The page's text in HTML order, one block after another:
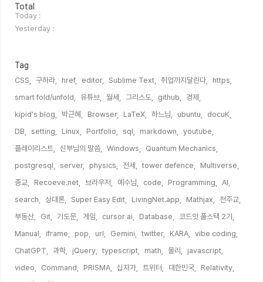
방
문
자
수
Total
Today :
Yesterday :
Tag
CSS, 구하라, href, editor, Sublime Text, 취업까지달린다,
https,
smart fold/unfold,
유튜브, 월세, 그리스도, github,
경제,
kipid's blog,
박근혜, Browser, LaTeX, 하느님, ubuntu,
docuK,
DB,
setting, Linux, Portfolio, sql, markdown,
youtube,
플레이리스트,
신부님의 말씀, Windows,
Quantum Mechanics,
postgresql,
server, physics, 전세, tower defence,
Multiverse,
종교,
Recoeve.net, 브라우저, 예수님, code, Programming,
AI,
search,
상대론, Super Easy Edit, LivingNet.app, Mathjax,
천주교,
부동산,
Git, 기도문, 게임, cursor ai, Database,
코드잇 풀스택 2기,
Manual,
iframe, pop, url, Gemini, twitter, KARA,
vibe coding,
ChatGPT,
과학, jQuery, typescript, math, 물리,
javascript,
video,
Command, PRISMA, 십자가, 트위터, 대한민국,
Relativity,